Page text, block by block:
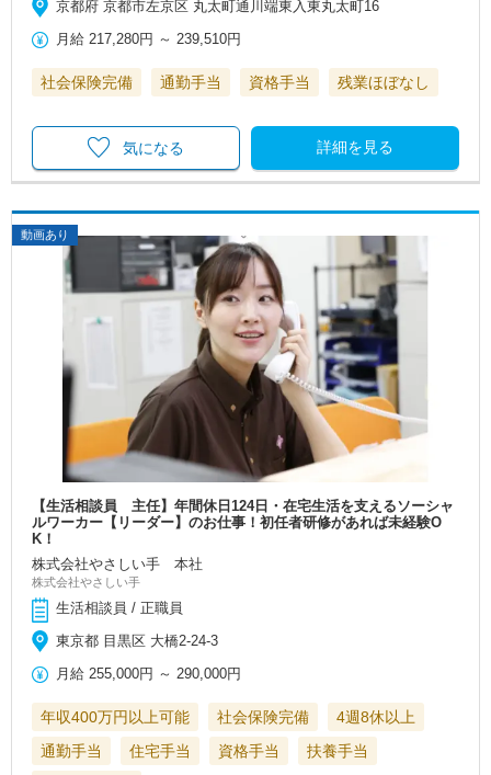
京都府 京都市左京区 丸太町通川端東入東丸太町16
月給 217,280円 ～ 239,510円
社会保険完備 通勤手当 資格手当 残業ほぼなし
詳細を見る
気になる
動画あり
【生活相談員 主任】年間休日124日・在宅生活を支えるソーシャ
ルワーカー【リーダー】のお仕事！初任者研修があれば未経験O
K！
株式会社やさしい手 本社
株式会社やさしい手
生活相談員 / 正職員
東京都 目黒区 大橋2-24-3
月給 255,000円 ～290,000円
年収400万円以上可能 社会保険完備
4週8休以上
通勤手当
住宅手当 資格手当
扶養手当